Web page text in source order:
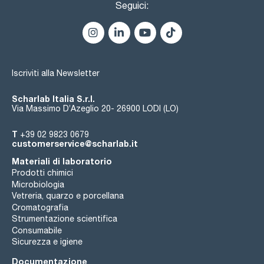
Seguici:
Iscriviti alla Newsletter
Scharlab Italia S.r.l.
Via Massimo D’Azeglio 20- 26900 LODI (LO)
T +39 02 9823 0679
customerservice@scharlab.it
Materiali di laboratorio
Prodotti chimici
Microbiologia
Vetreria, quarzo e porcellana
Cromatografia
Strumentazione scientifica
Consumabile
Sicurezza e igiene
Documentazione